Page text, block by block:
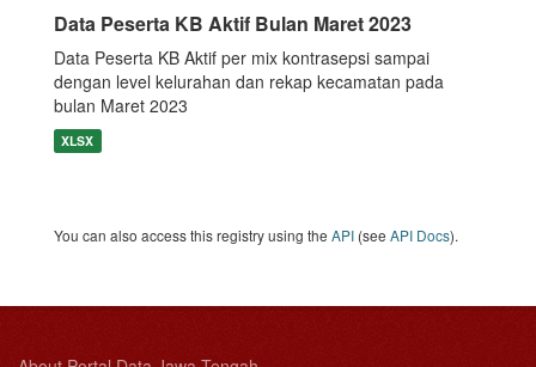
Data Peserta KB Aktif Bulan Maret 2023
Data Peserta KB Aktif per mix kontrasepsi sampai
dengan level kelurahan dan rekap kecamatan pada
bulan Maret 2023
XLSX
You can also access this registry using the API (see API Docs).